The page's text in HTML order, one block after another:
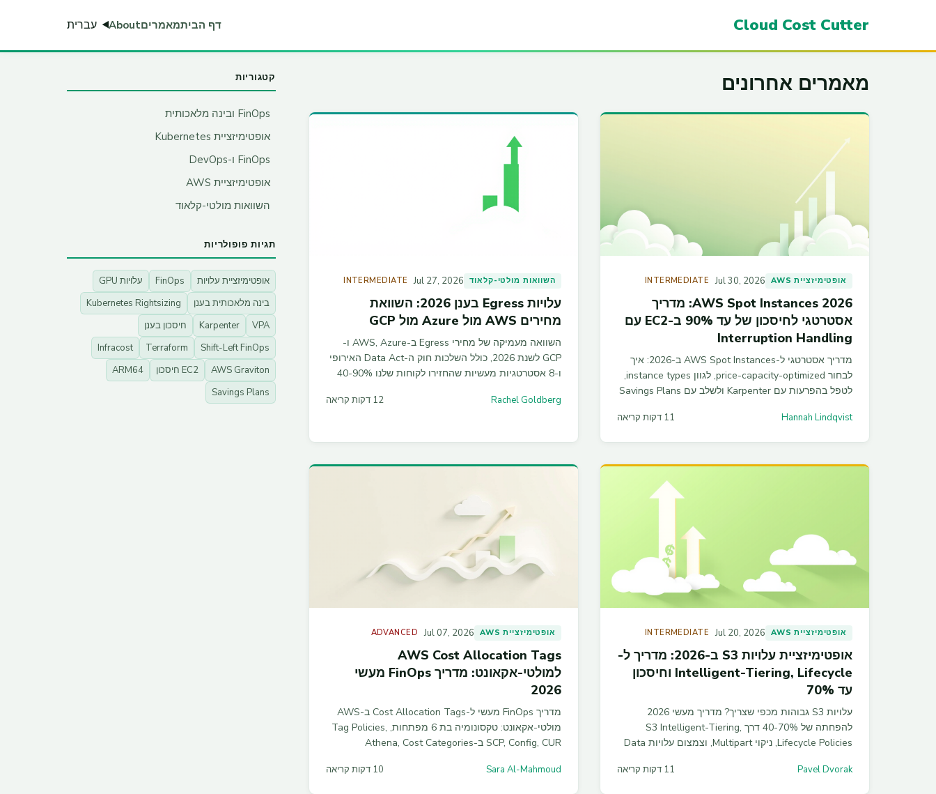
Cloud Cost Cutter דף הביתמאמריםAbout עברית
מאמרים אחרונים
אופטימיזציית AWS Jul 30, 2026
INTERMEDIATE
AWS Spot Instances 2026: מדריך
אסטרטגי לחיסכון של עד 90% ב-EC2 עם
Interruption Handling
מדריך אסטרטגי ל-AWS Spot Instances ב-2026: איך
לבחור price-capacity-optimized, לגוון instance types,
לטפל בהפרעות עם Karpenter ולשלב עם Savings Plans
קוד ל-ASG ול-NodePool.
Hannah Lindqvist 11 דקות קריאה
השוואות מולטי-קלאוד Jul 27, 2026
INTERMEDIATE
עלויות Egress בענן 2026: השוואת
מחירים AWS מול Azure מול GCP
השוואה מעמיקה של מחירי Egress ב-AWS, Azure ו-
GCP לשנת 2026, כולל השלכות חוק ה-Data Act האירופי
ו-8 אסטרטגיות מעשיות שהחזירו לקוחות שלנו 40-90%
Rachel Goldberg 12 דקות קריאה
אופטימיזציית AWS Jul 20, 2026
INTERMEDIATE
אופטימיזציית עלויות S3 ב-2026: מדריך ל-
Intelligent-Tiering, Lifecycle וחיסכון
עד 70%
עלויות S3 גבוהות מכפי שצריך? מדריך מעשי 2026
להפחתה של 40-70% דרך S3 Intelligent-Tiering,
Lifecycle Policies, ניקוי Multipart, וצמצום עלויות Data
ופקודות CLI מוכנות לשימוש.
Pavel Dvorak 11 דקות קריאה
אופטימיזציית AWS Jul 07, 2026
ADVANCED
AWS Cost Allocation Tags
למולטי-אקאונט: מדריך FinOps מעשי
2026
מדריך FinOps מעשי ל-Cost Allocation Tags ב-AWS
מולטי-אקאונט: טקסונומיה בת 6 מפתחות, Tag Policies,
SCP, Config, CUR ב-Athena, Cost Categories
Sara Al-Mahmoud 10 דקות קריאה
קטגוריות
FinOps ובינה מלאכותית
אופטימיזציית Kubernetes
FinOps ו-DevOps
אופטימיזציית AWS
השוואות מולטי-קלאוד
תגיות פופולריות
אופטימיזציית עלויות FinOps
עלויות GPU
בינה מלאכותית בענן
Kubernetes Rightsizing
VPA
Karpenter
חיסכון בענן
Shift-Left FinOps
Terraform
Infracost
AWS Graviton
EC2 חיסכון
ARM64
Savings Plans